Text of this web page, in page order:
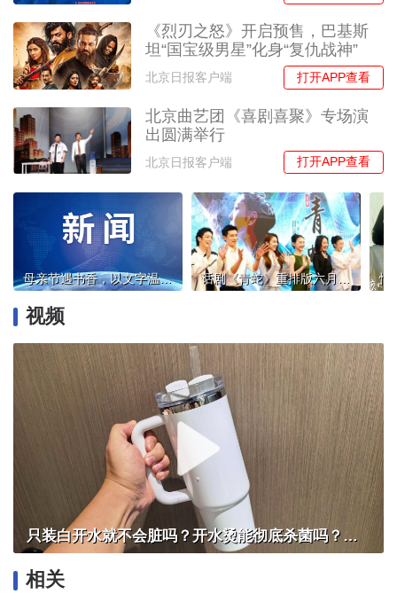
《烈刃之怒》开启预售，巴基斯
坦“国宝级男星”化身“复仇战神”
北京日报客户端 打开APP查看
北京曲艺团《喜剧喜聚》专场演
出圆满举行
北京日报客户端 打开APP查看
母亲节遇书香，以文字温柔致爱 | 北京实体书店活动预告（5月9日~5月15日） 话剧《青蛇》重排版六月首演，00后阵容+数字技术焕新经典
视频
只装白开水就不会脏吗？开水烫能彻底杀菌吗？感控专家详解“吸管杯”藏菌真相｜都视频·热观察
相关